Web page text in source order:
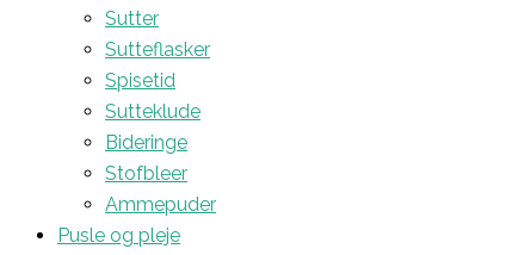
Sutter
Sutteflasker
Spisetid
Sutteklude
Bideringe
Stofbleer
Ammepuder
Pusle og pleje